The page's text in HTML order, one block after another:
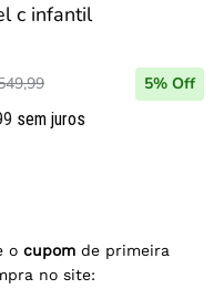
c infantil
5% Off
sem juros
o cupom de primeira
no site: